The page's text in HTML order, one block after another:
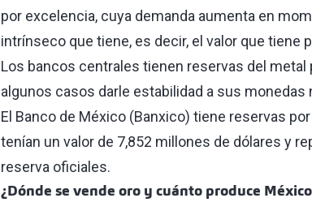
por excelencia, cuya demanda aumenta en
intrínseco que tiene, es decir, el valor que tiene
Los bancos centrales tienen reservas del
algunos casos darle estabilidad a sus monedas
El Banco de México (Banxico) tiene reservas
tenían un valor de 7,852 millones de dólares y
reserva oficiales.
¿Dónde se vende oro y cuánto produce